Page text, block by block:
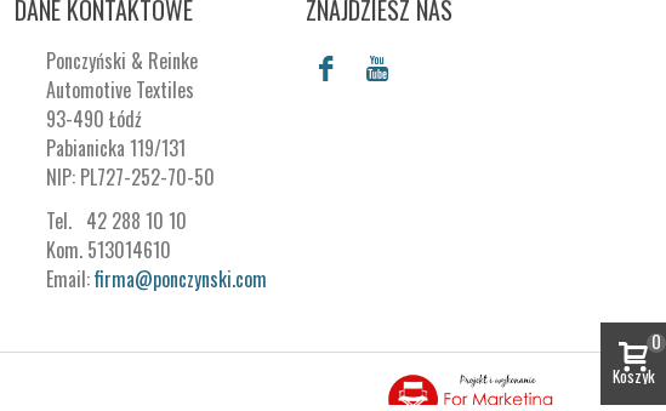
DANE KONTAKTOWE
Ponczyński & Reinke
Automotive Textiles
93-490 Łódź
Pabianicka 119/131
NIP: PL727-252-70-50
Tel. 42 288 10 10
Kom. 513014610
Email:firma@ponczynski.com
ZNAJDZIESZ NAS
Koszyk
0